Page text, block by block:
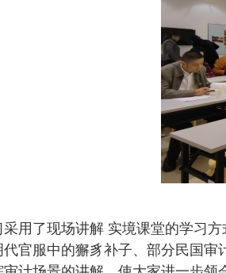
采用了现场讲解 实境课堂的学习
官服中的獬豸补子、部分民国